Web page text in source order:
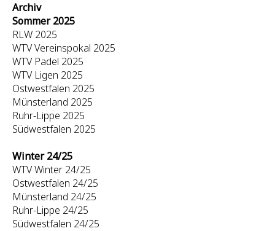
Archiv
Sommer 2025
RLW 2025
WTV Vereinspokal 2025
WTV Padel 2025
WTV Ligen 2025
Ostwestfalen 2025
Münsterland 2025
Ruhr-Lippe 2025
Südwestfalen 2025
Winter 24/25
WTV Winter 24/25
Ostwestfalen 24/25
Münsterland 24/25
Ruhr-Lippe 24/25
Südwestfalen 24/25